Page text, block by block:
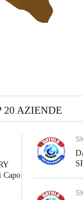
20 AZIENDE
Capo